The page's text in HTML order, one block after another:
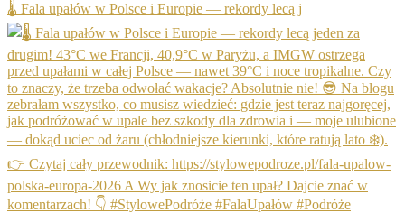
🌡️ Fala upałów w Polsce i Europie — rekordy lecą j